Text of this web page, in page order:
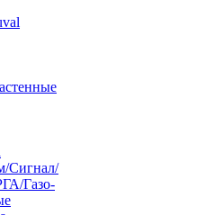
Сигнал/
Газо-